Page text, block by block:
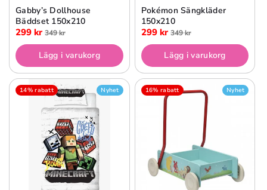
Gabby’s Dollhouse
Bäddset 150x210
299 kr 349 kr
Lägg i varukorg
Pokémon Sängkläder
150x210
299 kr 349 kr
Lägg i varukorg
14% rabatt Nyhet 16% rabatt Nyhet